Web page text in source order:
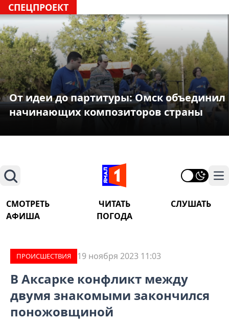
СПЕЦПРОЕКТ
От идеи до партитуры: Омск объединил
начинающих композиторов страны
Поиск
СМОТРЕТЬ ЧИТАТЬ
СЛУШАТЬ
АФИША
ПОГОДА
ПРОИCШЕСТВИЯ 19 ноября 2023 11:03
В Аксарке конфликт между
двумя знакомыми закончился
поножовщиной